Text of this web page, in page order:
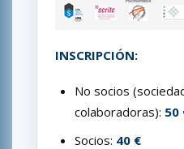
INSCRIPCIÓN:
No socios
colaboradoras): 50
Socios: 40 €